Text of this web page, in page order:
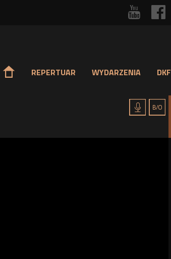
r p
o REPERTUAR WYDARZENIA DKF
h